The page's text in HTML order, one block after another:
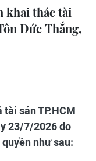
khai thác tài
Đức Thắng,
sản TP.HCM
23/7/2026 do
như sau: